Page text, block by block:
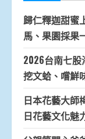
歸仁釋迦甜蜜
馬、果園採果
2026台南七
挖文蛤、嚐鮮
日本花藝大
日花藝文化魅